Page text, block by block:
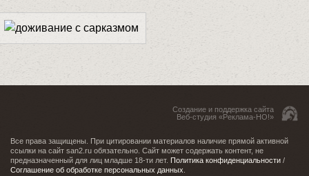
Создание и поддержка сайта
Веб-студия «Реклама-НО!»
Все права защищены. При цитировании материалов наличие прямой активной
ссылки на сайт san2.ru обязательно. Сайт может содержать контент, не
предназначенный для лиц младше 18-ти лет. Политика конфиденциальности /
Соглашение об обработке персональных данных